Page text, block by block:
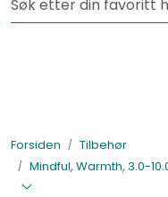
Skip to main contentFri
Forsiden
Tilbehør
Mindful, Warmth, 3.0-
Garn